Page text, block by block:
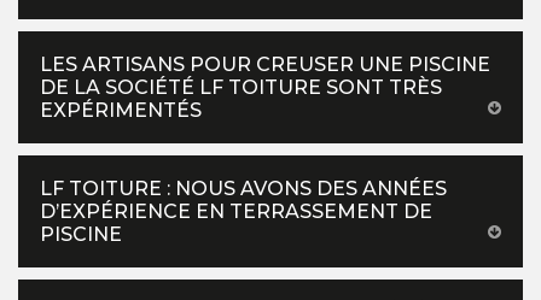
LES ARTISANS POUR CREUSER UNE PISCINE
DE LA SOCIÉTÉ LF TOITURE SONT TRÈS
EXPÉRIMENTÉS
LF TOITURE : NOUS AVONS DES ANNÉES
D’EXPÉRIENCE EN TERRASSEMENT DE
PISCINE